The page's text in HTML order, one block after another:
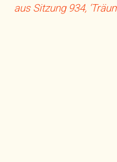
aus Sitzung 934,